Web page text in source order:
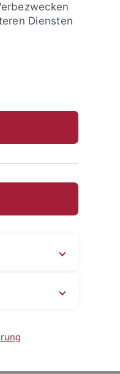
Lehrstühle
Fakultät
der
Fakultät und
des Instituts für
Diensten